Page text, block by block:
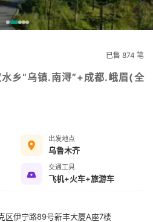
已售 874 笔
乡“乌镇.南浔”+成都.峨眉(全
出发地点
乌鲁木齐
交通工具
飞机+火车+旅游车
区伊宁路89号新丰大厦A座7楼